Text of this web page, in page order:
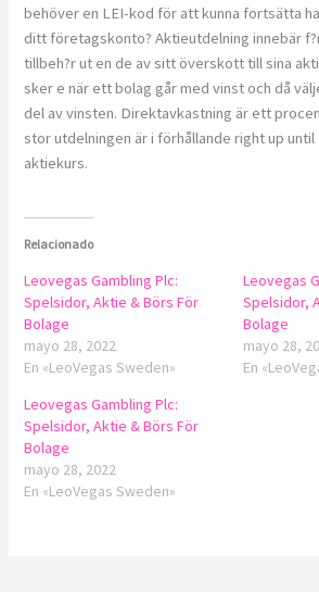
behöver en LEI-kod för att kunna fortsätta
ditt företagskonto? Aktieutdelning innebär
tillbeh?r ut en de av sitt överskott till sina
sker e när ett bolag går med vinst och då
del av vinsten. Direktavkastning är ett
stor utdelningen är i förhållande right up
aktiekurs.
Relacionado
Leovegas Gambling Plc:
Spelsidor, Aktie & Börs För
Bolage
mayo 28, 2022
En «LeoVegas Sweden»
Leovegas
Spelsidor,
Bolage
mayo 28,
En
Leovegas Gambling Plc:
Spelsidor, Aktie & Börs För
Bolage
mayo 28, 2022
En «LeoVegas Sweden»